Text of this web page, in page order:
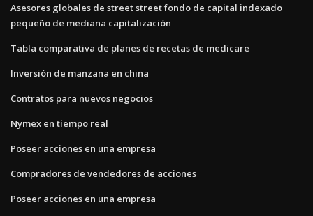
Asesores globales de street street fondo de capital indexado
pequeño de mediana capitalización
Tabla comparativa de planes de recetas de medicare
Inversión de manzana en china
Contratos para nuevos negocios
Nymex en tiempo real
Poseer acciones en una empresa
Compradores de vendedores de acciones
Poseer acciones en una empresa